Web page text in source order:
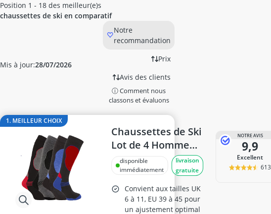
bandana
Bas de contention
bas de contention sport
baskets homme
blague à tabac
Blouson Hiver Homme
blouson moto homme
body gainant
body gainant femme
boite anti-RFID
bonnet avec lumière
Mis à jour:28/07/2026
Position 1 - 18 des meilleur(e)s
chaussettes de ski en comparatif
Notre
recommandation
Prix
Avis des clients
ⓘ Comment nous
classons et évaluons
1. MEILLEUR CHOIX
Chaussettes de Ski
Lot de 4 Homme
EU 39-45
disponible
immédiatement
livraison
gratuite
Convient aux tailles UK
6 à 11, EU 39 à 45 pour
un ajustement optimal
NOTRE AVIS
9,9
Excellent
613